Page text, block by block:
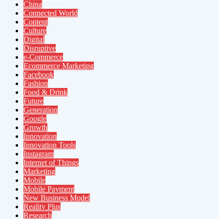
China
Connected World
Content
Culture
Digital
Disruptive
e-Commerce
Ecommerce Marketing
Facebook
Fashion
Food & Drink
Future
Generation
Google
Growth
Innovation
Innovation Tools
Instagram
Internet of Things
Marketing
Mobile
Mobile Payment
New Business Model
Reality Plus
Research